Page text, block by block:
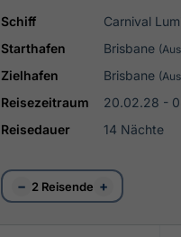
Schiff
Carnival
Starthafen
Brisbane
Zielhafen Brisbane
Reisezeitraum
20.02.28 -
Reisedauer
14 Nächte
− 2 Reisende +